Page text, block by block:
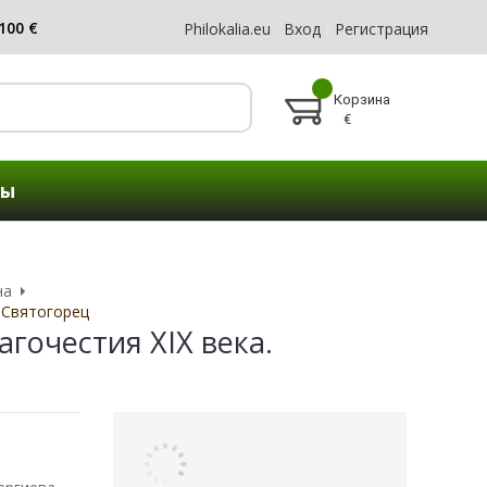
Philokalia.eu Вход Регистрация
Корзина
€
XIX века.